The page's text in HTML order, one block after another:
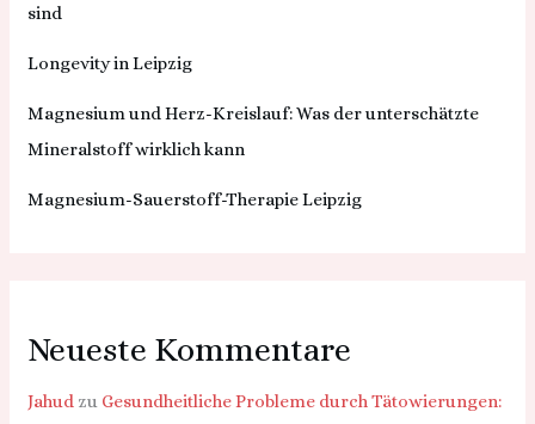
sind
Longevity in Leipzig
Magnesium und Herz-Kreislauf: Was der unterschätzte
Mineralstoff wirklich kann
Magnesium-Sauerstoff-Therapie Leipzig
Neueste Kommentare
Jahud zu Gesundheitliche Probleme durch Tätowierungen: